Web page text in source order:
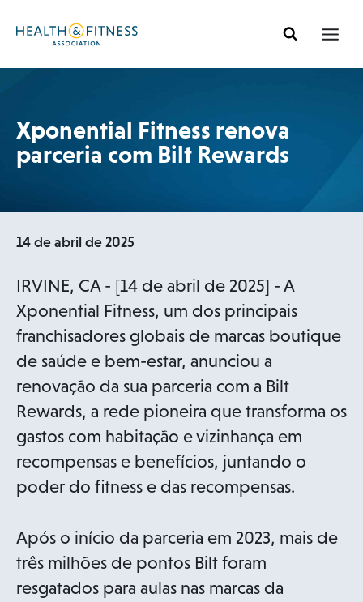
para
Xponential Fitness renova
parceria com Bilt Rewards
14 de abril de 2025
IRVINE, CA - [14 de abril de 2025] - A
Xponential Fitness, um dos principais
franchisadores globais de marcas boutique
de saúde e bem-estar, anunciou a
renovação da sua parceria com a Bilt
Rewards, a rede pioneira que transforma os
gastos com habitação e vizinhança em
recompensas e benefícios, juntando o
poder do fitness e das recompensas.
Após o início da parceria em 2023, mais de
três milhões de pontos Bilt foram
resgatados para aulas nas marcas da